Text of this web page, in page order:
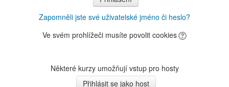
Zapomněli jste své uživatelské jméno či heslo?
Ve svém prohlížeči musíte povolit cookies
Některé kurzy umožňují vstup pro hosty